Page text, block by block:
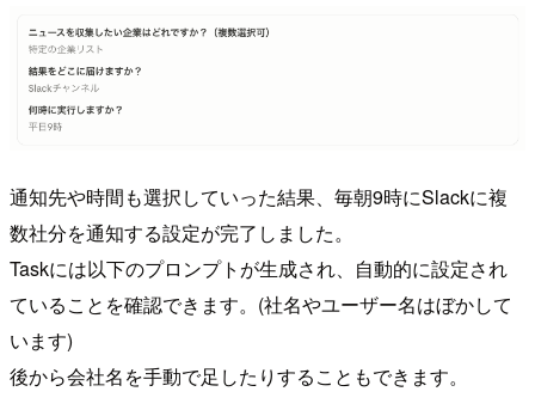
通知先や時間も選択していった結果、毎朝9時にSlackに複
数社分を通知する設定が完了しました。
Taskには以下のプロンプトが生成され、自動的に設定され
ていることを確認できます。(社名やユーザー名はぼかして
います)
後から会社名を手動で足したりすることもできます。